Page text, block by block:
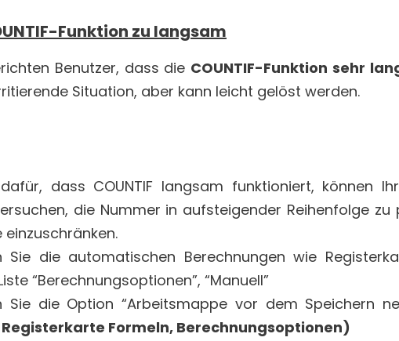
Funktion zu langsam
Benutzer, dass die COUNTIF-Funktion sehr
Situation, aber kann leicht gelöst werden.
dass COUNTIF langsam funktioniert, können
die Nummer in aufsteigender Reihenfolge zu
einzuschränken.
Sie die automatischen Berechnungen wie
“Berechnungsoptionen”, “Manuell”
Sie die Option “Arbeitsmappe vor dem Speichern
Formeln, Berechnungsoptionen)